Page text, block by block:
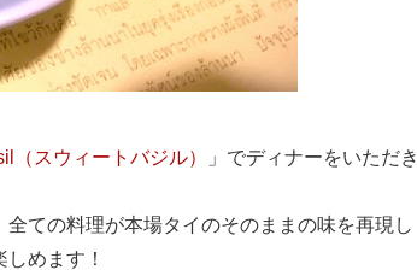
（スウィートバジル）
」でディナーをいただき
ての料理が本場タイのそのままの味を再現し
めます！